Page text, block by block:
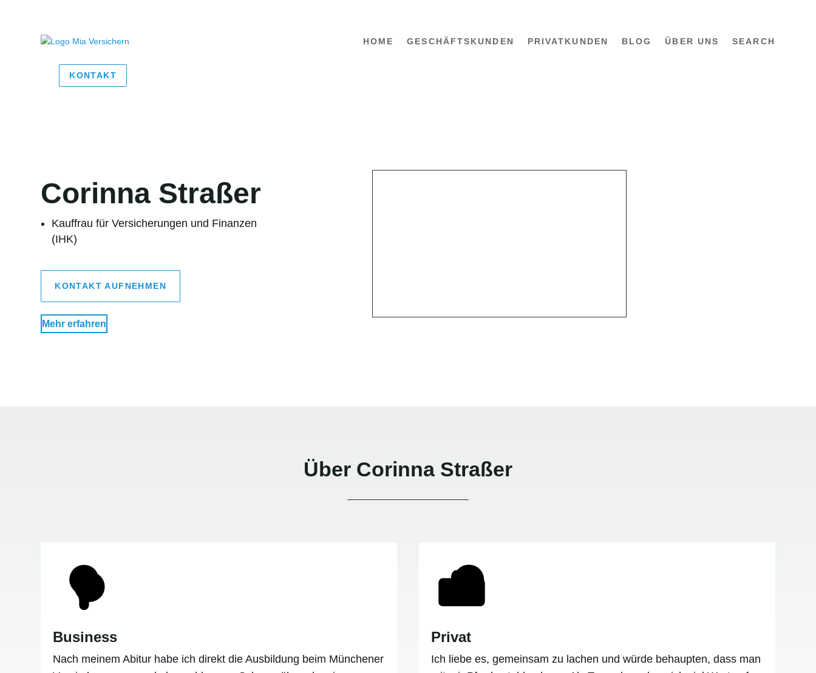
HOME GESCHÄFTSKUNDEN PRIVATKUNDEN BLOG ÜBER UNS SEARCH
KONTAKT
Corinna Straßer
Kauffrau für Versicherungen und Finanzen
(IHK)
KONTAKT AUFNEHMEN
Mehr erfahren
Über Corinna Straßer
Business
Nach meinem Abitur habe ich direkt die Ausbildung beim Münchener
Privat
Ich liebe es, gemeinsam zu lachen und würde behaupten, dass man